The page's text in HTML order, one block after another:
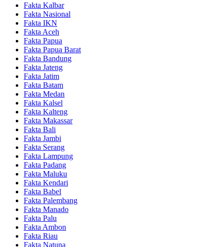
Fakta Kalbar
Fakta Nasional
Fakta IKN
Fakta Aceh
Fakta Papua
Fakta Papua Barat
Fakta Bandung
Fakta Jateng
Fakta Jatim
Fakta Batam
Fakta Medan
Fakta Kalsel
Fakta Kalteng
Fakta Makassar
Fakta Bali
Fakta Jambi
Fakta Serang
Fakta Lampung
Fakta Padang
Fakta Maluku
Fakta Kendari
Fakta Babel
Fakta Palembang
Fakta Manado
Fakta Palu
Fakta Ambon
Fakta Riau
Fakta Natuna